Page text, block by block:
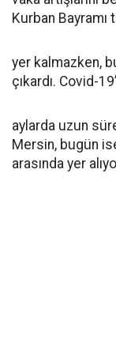
Kurban
yer kalmazken,
çıkardı. Covid-
aylarda uzun
Mersin, bugün
arasında yer